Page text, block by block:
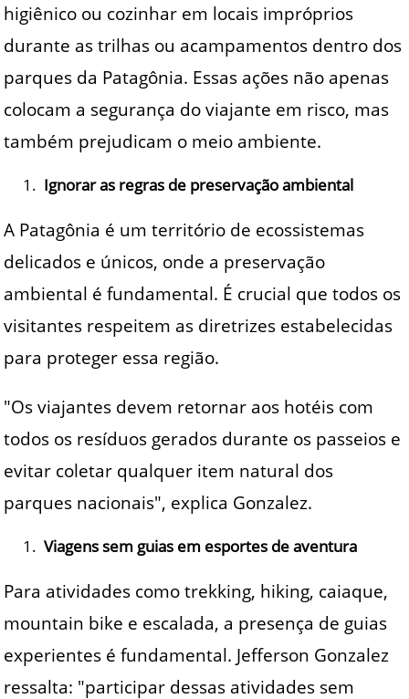
higiênico ou cozinhar em locais impróprios
durante as trilhas ou acampamentos dentro dos
parques da Patagônia. Essas ações não apenas
colocam a segurança do viajante em risco, mas
também prejudicam o meio ambiente.
Ignorar as regras de preservação ambiental
A Patagônia é um território de ecossistemas
delicados e únicos, onde a preservação
ambiental é fundamental. É crucial que todos os
visitantes respeitem as diretrizes estabelecidas
para proteger essa região.
"Os viajantes devem retornar aos hotéis com
todos os resíduos gerados durante os passeios e
evitar coletar qualquer item natural dos
parques nacionais", explica Gonzalez.
Viagens sem guias em esportes de aventura
Para atividades como trekking, hiking, caiaque,
mountain bike e escalada, a presença de guias
experientes é fundamental. Jefferson Gonzalez
ressalta: "participar dessas atividades sem